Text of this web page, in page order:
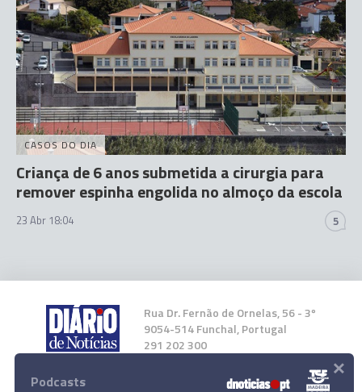
CASOS DO DIA
Criança de 6 anos submetida a cirurgia para
remover espinha engolida no almoço da escola
23 Abr 18:04 5
Rua Dr. Fernão de Ornelas, 56 - 3º
9054-514 Funchal, Portugal
291 202 300
Instale a nossa App
Podcasts ×